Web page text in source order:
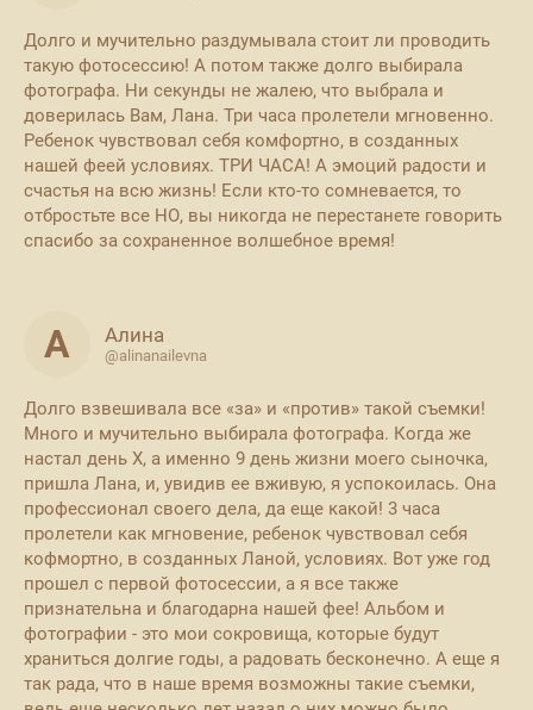
Долго и мучительно раздумывала стоит ли проводить
такую фотосессию! А потом также долго выбирала
фотографа. Ни секунды не жалею, что выбрала и
доверилась Вам, Лана. Три часа пролетели мгновенно.
Ребенок чувствовал себя комфортно, в созданных
нашей феей условиях. ТРИ ЧАСА! А эмоций радости и
счастья на всю жизнь! Если кто-то сомневается, то
отбростьте все НО, вы никогда не перестанете говорить
спасибо за сохраненное волшебное время!
А Алина
@alinanailevna
Долго взвешивала все «за» и «против» такой съемки!
Много и мучительно выбирала фотографа. Когда же
настал день Х, а именно 9 день жизни моего сыночка,
пришла Лана, и, увидив ее вживую, я успокоилась. Она
профессионал своего дела, да еще какой! 3 часа
пролетели как мгновение, ребенок чувствовал себя
кофмортно, в созданных Ланой, условиях. Вот уже год
прошел с первой фотосессии, а я все также
признательна и благодарна нашей фее! Альбом и
фотографии - это мои сокровища, которые будут
храниться долгие годы, а радовать бесконечно. А еще я
так рада, что в наше время возможны такие съемки,